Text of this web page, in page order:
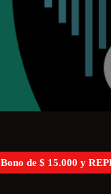
Bono de $ 15.000 y